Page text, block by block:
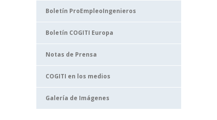
Boletín ProEmpleoIngenieros
Boletín COGITI Europa
Notas de Prensa
COGITI en los medios
Galería de Imágenes